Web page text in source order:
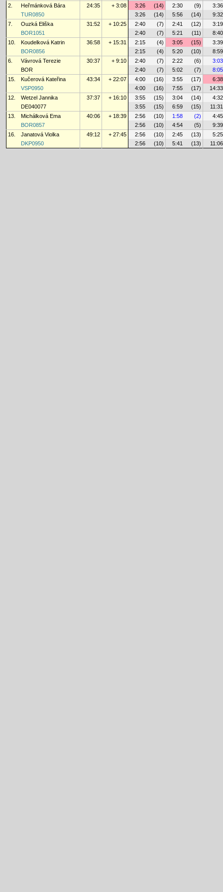
2.
Heřmánková Bára 24:35 + 3:08 3:26 (14) 2:30 (9)
3:36
TUR0850
3:26 (14) 5:56 (14)
9:32
7.
Ouzká Eliška 31:52 + 10:25 2:40 (7) 2:41 (12)
3:19
BOR1051
2:40 (7) 5:21 (11)
8:40
10.
Koudelková Katrin 36:58 + 15:31 2:15 (4) 3:05 (15)
3:39
BOR0856
2:15 (4) 5:20 (10)
8:59
6.
Vávrová Terezie 30:37 + 9:10 2:40 (7) 2:22 (6)
3:03
BOR
2:40 (7) 5:02 (7)
8:05
15.
Kučerová Kateřina 43:34 + 22:07 4:00 (16) 3:55 (17)
6:38
VSP0950
4:00 (16) 7:55 (17)
14:33
12.
Wetzel Jannika 37:37 + 16:10 3:55 (15) 3:04 (14)
4:32
DE040077
3:55 (15) 6:59 (15)
11:31
13.
Michálková Ema 40:06 + 18:39 2:56 (10) 1:58 (2)
4:45
BOR0857
2:56 (10) 4:54 (5)
9:39
16.
Janatová Violka 49:12 + 27:45 2:56 (10) 2:45 (13)
5:25
DKP0950
2:56 (10) 5:41 (13) 11:06